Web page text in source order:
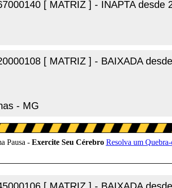
[ MATRIZ ] - INAPTA desde
[ MATRIZ ] - BAIXADA
- MG